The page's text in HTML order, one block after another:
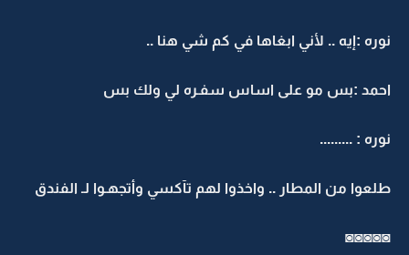
نوره :إيه .. لأني ابغاها في كم شي هنا ..
احمد :بس مو على اساس سفـره لي ولك بس
نوره : .........
طلعوا من المطار .. واخذوا لهم تآكسي وأتجهـوا لـ الفندق
◙◙◙◙◙